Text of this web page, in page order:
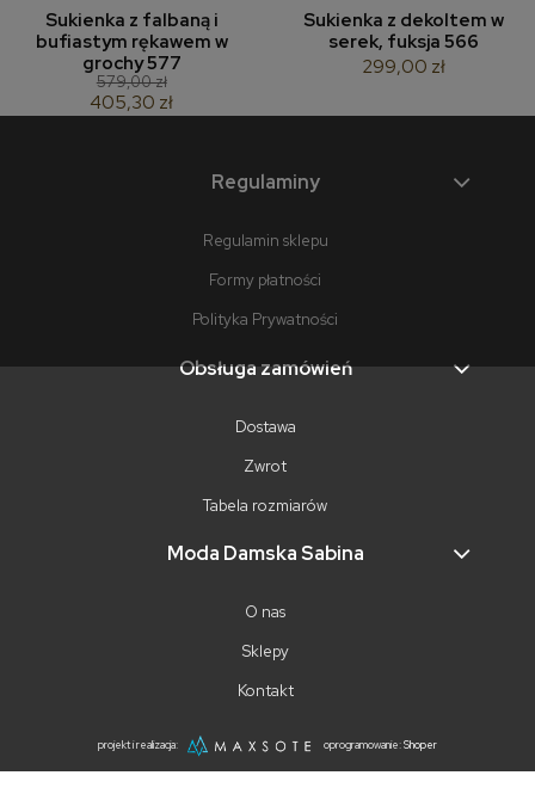
Sukienka z falbaną i
bufiastym rękawem w
grochy 577
579,00 zł
405,30 zł
Sukienka z dekoltem w
serek, fuksja 566
299,00 zł
Regulaminy
Regulamin sklepu
Formy płatności
Polityka Prywatności
Obsługa zamówień
Dostawa
Zwrot
Tabela rozmiarów
Moda Damska Sabina
O nas
Sklepy
Kontakt